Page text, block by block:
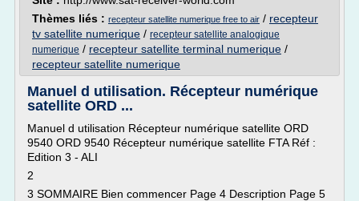
Thèmes liés : recepteur satellite numerique free to air / recepteur
tv satellite numerique / recepteur satellite analogique
numerique / recepteur satellite terminal numerique /
recepteur satellite numerique
Manuel d utilisation. Récepteur numérique
satellite ORD ...
Manuel d utilisation Récepteur numérique satellite ORD
9540 ORD 9540 Récepteur numérique satellite FTA Réf :
Edition 3 - ALI
2
3 SOMMAIRE Bien commencer Page 4 Description Page 5